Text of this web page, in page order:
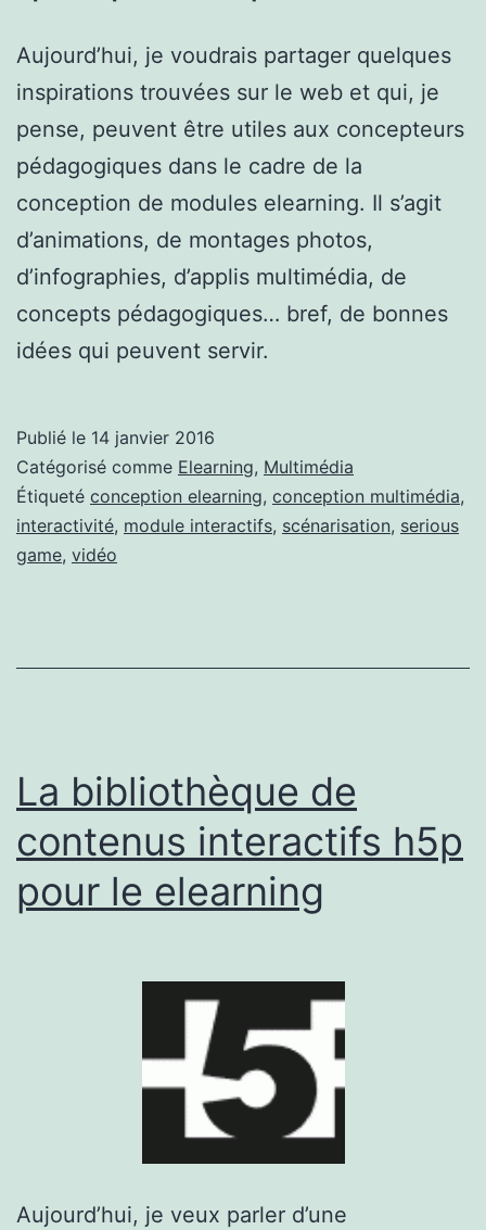
Aujourd’hui, je voudrais partager quelques
inspirations trouvées sur le web et qui, je
pense, peuvent être utiles aux concepteurs
pédagogiques dans le cadre de la
conception de modules elearning. Il s’agit
d’animations, de montages photos,
d’infographies, d’applis multimédia, de
concepts pédagogiques… bref, de bonnes
idées qui peuvent servir.
Publié le 14 janvier 2016
Catégorisé comme Elearning, Multimédia
Étiqueté conception elearning, conception multimédia,
interactivité, module interactifs, scénarisation, serious
game, vidéo
La bibliothèque de
contenus interactifs h5p
pour le elearning
Aujourd’hui, je veux parler d’une